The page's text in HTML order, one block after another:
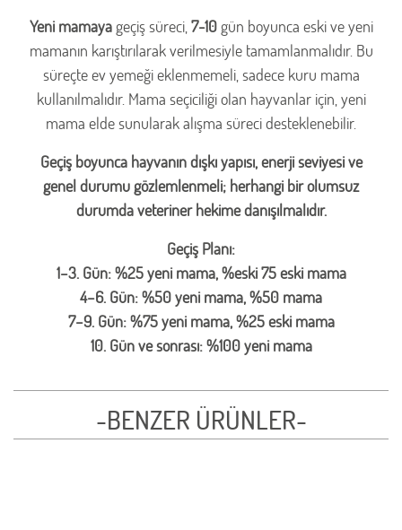
Yeni mamayageçiş süreci,7-10 gün boyunca eski ve yeni
mamanın karıştırılarak verilmesiyle tamamlanmalıdır. Bu
süreçte ev yemeği eklenmemeli, sadece kuru mama
kullanılmalıdır. Mama seçiciliği olan hayvanlar için, yeni
mama elde sunularak alışma süreci desteklenebilir.
Geçiş boyunca hayvanın dışkı yapısı, enerji seviyesi ve
genel durumu gözlemlenmeli; herhangi bir olumsuz
durumda veteriner hekime danışılmalıdır.
Geçiş Planı:
1–3. Gün: %25 yeni mama, %eski 75 eski mama
4–6. Gün: %50 yeni mama, %50 mama
7–9. Gün: %75 yeni mama, %25 eski mama
10. Gün ve sonrası: %100 yeni mama
-BENZER ÜRÜNLER-